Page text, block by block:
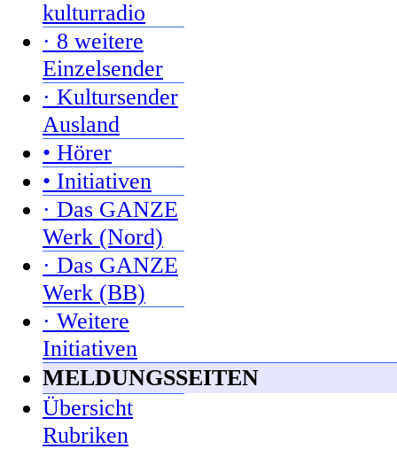
kulturradio
· 8 weitere
Einzelsender
· Kultursender
Ausland
• Hörer
• Initiativen
· Das GANZE
Werk (Nord)
· Das GANZE
Werk (BB)
· Weitere
Initiativen
MELDUNGSSEITEN
Übersicht
Rubriken